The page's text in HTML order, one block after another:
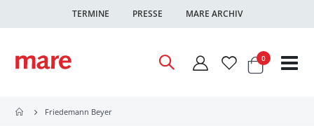
TERMINE PRESSE MARE ARCHIV
Warenkorb
0Artikel
Friedemann Beyer